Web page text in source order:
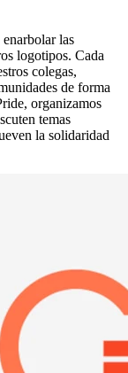
las
logotipos. Cada
colegas,
de forma
organizamos
temas
la solidaridad